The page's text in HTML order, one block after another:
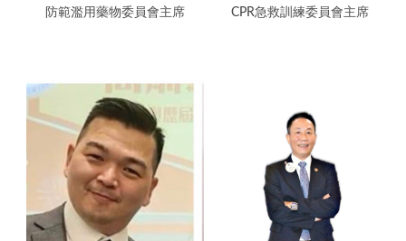
防範濫用藥物委員會主席 CPR急救訓練委員會主席